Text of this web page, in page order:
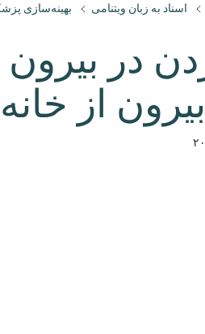
اسناد به زبان ویتنامی
بهینه‌سازی
در بیرون
از